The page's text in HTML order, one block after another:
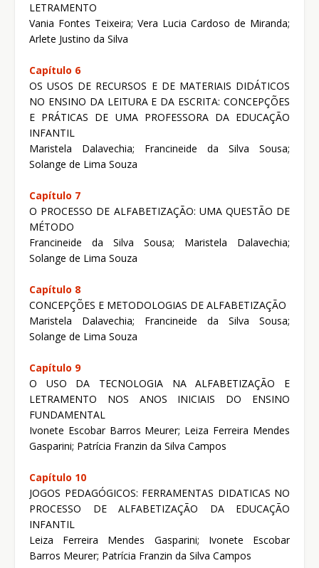
LETRAMENTO
Vania Fontes Teixeira; Vera Lucia Cardoso de Miranda;
Arlete Justino da Silva
Capítulo 6
OS USOS DE RECURSOS E DE MATERIAIS DIDÁTICOS
NO ENSINO DA LEITURA E DA ESCRITA: CONCEPÇÕES
E PRÁTICAS DE UMA PROFESSORA DA EDUCAÇÃO
INFANTIL
Maristela Dalavechia; Francineide da Silva Sousa;
Solange de Lima Souza
Capítulo 7
O PROCESSO DE ALFABETIZAÇÃO: UMA QUESTÃO DE
MÉTODO
Francineide da Silva Sousa; Maristela Dalavechia;
Solange de Lima Souza
Capítulo 8
CONCEPÇÕES E METODOLOGIAS DE ALFABETIZAÇÃO
Maristela Dalavechia; Francineide da Silva Sousa;
Solange de Lima Souza
Capítulo 9
O USO DA TECNOLOGIA NA ALFABETIZAÇÃO E
LETRAMENTO NOS ANOS INICIAIS DO ENSINO
FUNDAMENTAL
Ivonete Escobar Barros Meurer; Leiza Ferreira Mendes
Gasparini; Patrícia Franzin da Silva Campos
Capítulo 10
JOGOS PEDAGÓGICOS: FERRAMENTAS DIDATICAS NO
PROCESSO DE ALFABETIZAÇÃO DA EDUCAÇÃO
INFANTIL
Leiza Ferreira Mendes Gasparini; Ivonete Escobar
Barros Meurer; Patrícia Franzin da Silva Campos